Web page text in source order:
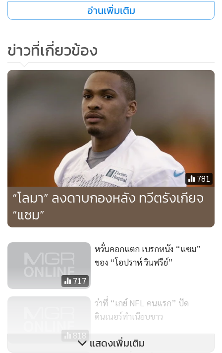
จุมพิิตแฟนหนุ่มฉลอง
อ่านเพิ่มเติม
ข่าวที่เกี่ยวข้อง
781
“โลมา” ลงดาบกองหลัง ทวีตรังเกียจ
“แซม”
717
หวั่นคอกแตก เบรกหนัง “แซม”
ของ “โอปราห์ วินฟรีย์”
818
ว่าที่ “เกย์ NFL คนแรก” ปัด
ดินเนอร์ทำเนียบขาว
แสดงเพิ่มเติม